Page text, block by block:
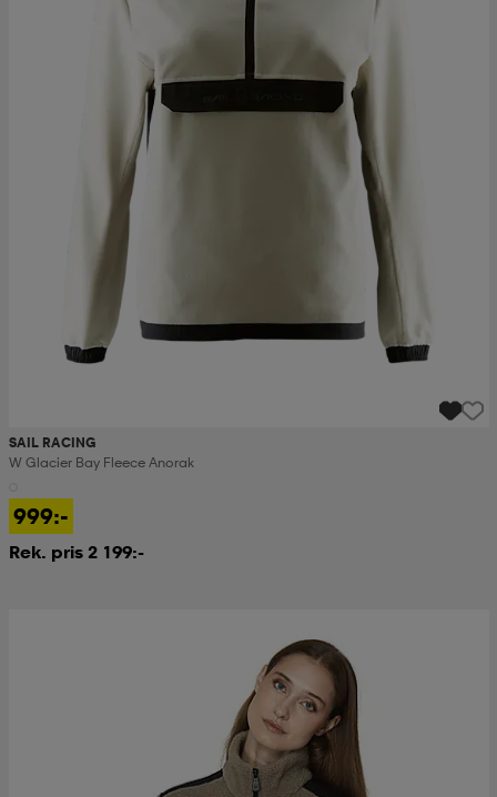
SAIL RACING
W Glacier Bay Fleece Anorak
999:-
Rek. pris 2 199:-